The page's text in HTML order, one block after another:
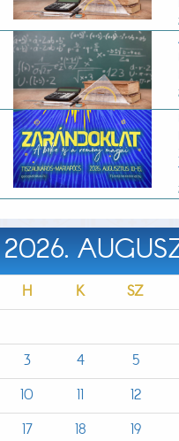
2026.
H K SZ
3
4 5
10
11 12
17
18 19